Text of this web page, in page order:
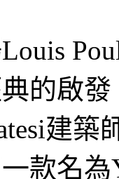
的啟發
建
款名